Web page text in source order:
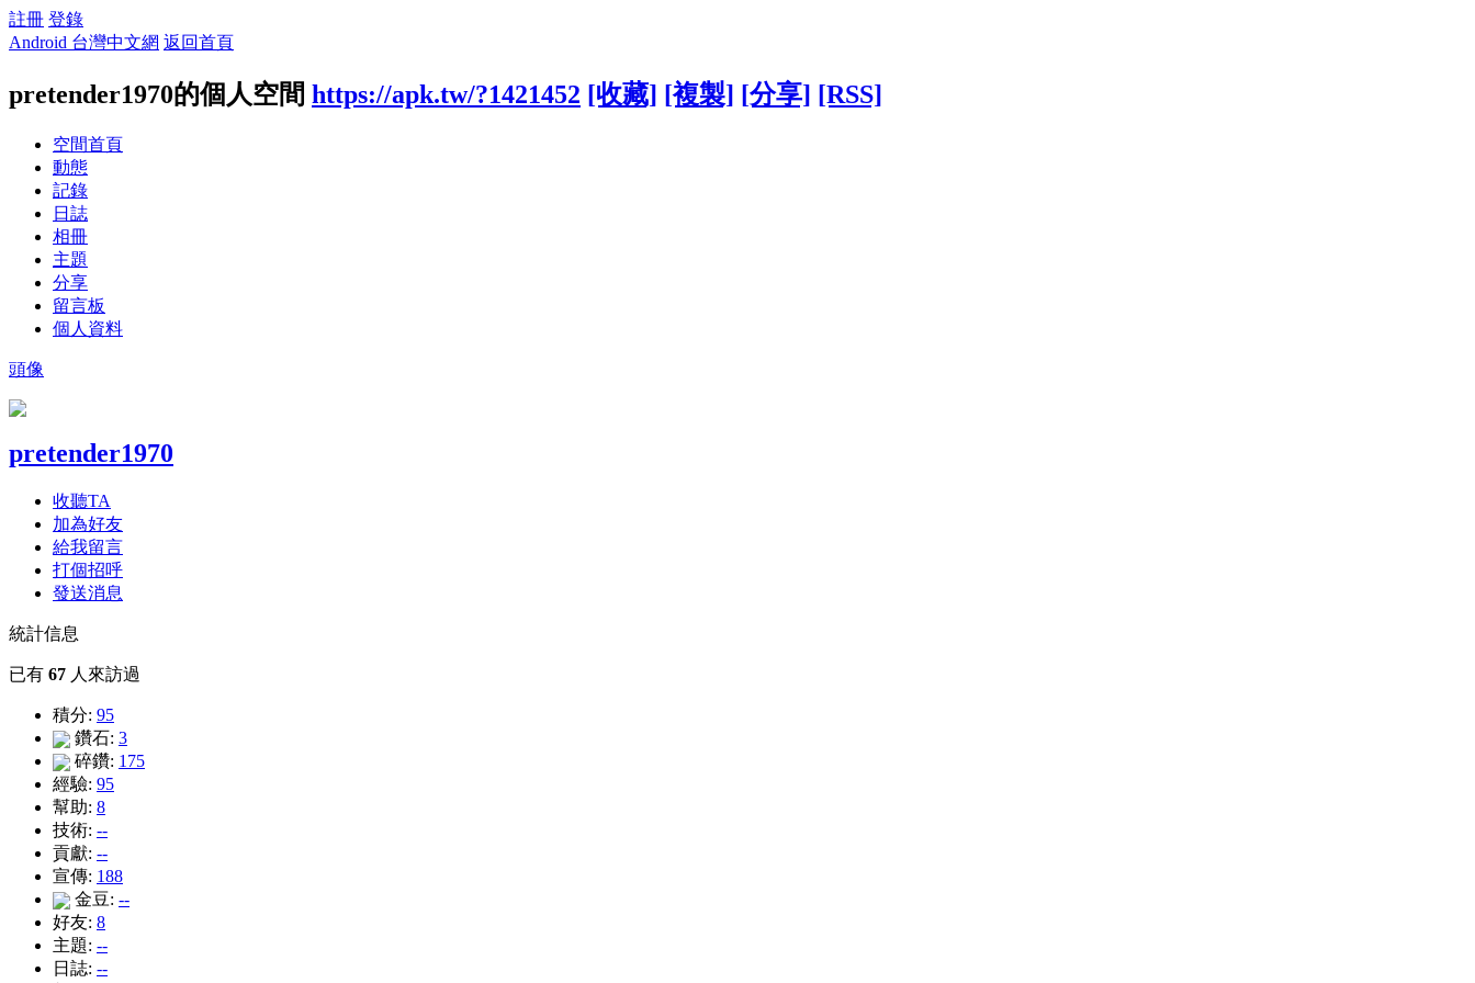
註冊 登錄
Android 台灣中文網 返回首頁
pretender1970的個人空間 https://apk.tw/?1421452 [收藏] [複製] [分享] [RSS]
空間首頁
動態
記錄
日誌
相冊
主題
分享
留言板
個人資料
頭像
pretender1970
收聽TA
加為好友
給我留言
打個招呼
發送消息
統計信息
已有 67 人來訪過
積分: 95
鑽石: 3
碎鑽: 175
經驗: 95
幫助: 8
技術: --
貢獻: --
宣傳: 188
金豆: --
好友: 8
主題: --
日誌: --